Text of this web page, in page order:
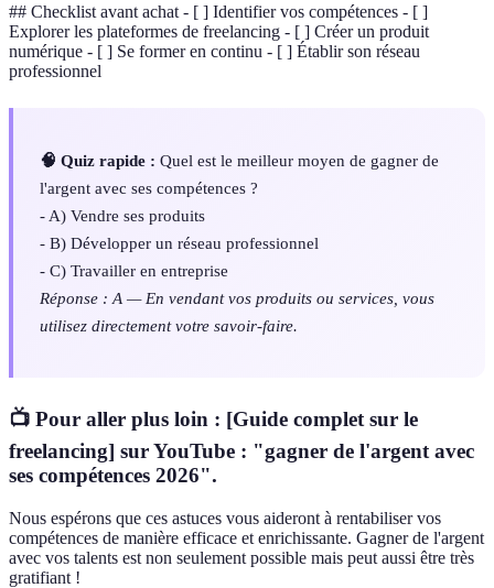
## Checklist avant achat - [ ] Identifier vos compétences - [ ]
Explorer les plateformes de freelancing - [ ] Créer un produit
numérique - [ ] Se former en continu - [ ] Établir son réseau
professionnel
🧠 Quiz rapide : Quel est le meilleur moyen de gagner de
l'argent avec ses compétences ?
- A) Vendre ses produits
- B) Développer un réseau professionnel
- C) Travailler en entreprise
Réponse : A — En vendant vos produits ou services, vous
utilisez directement votre savoir-faire.
📺 Pour aller plus loin : [Guide complet sur le
freelancing] sur YouTube : "gagner de l'argent avec
ses compétences 2026".
Nous espérons que ces astuces vous aideront à rentabiliser vos
compétences de manière efficace et enrichissante. Gagner de l'argent
avec vos talents est non seulement possible mais peut aussi être très
gratifiant !